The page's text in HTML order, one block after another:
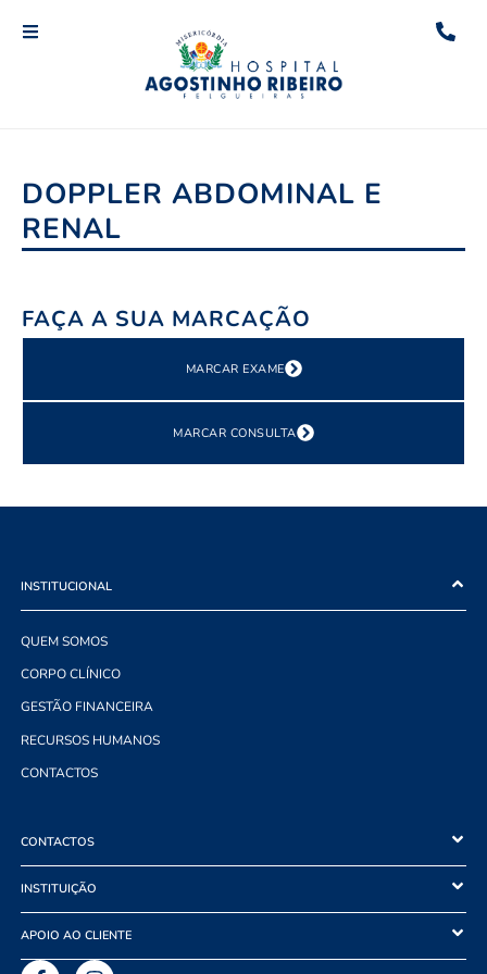
DOPPLER ABDOMINAL E
RENAL
FAÇA A SUA MARCAÇÃO
MARCAR EXAME
MARCAR CONSULTA
INSTITUCIONAL
QUEM SOMOS
CORPO CLÍNICO
GESTÃO FINANCEIRA
RECURSOS HUMANOS
CONTACTOS
CONTACTOS
INSTITUIÇÃO
APOIO AO CLIENTE